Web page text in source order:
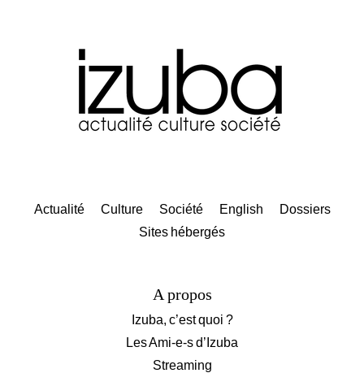
Actualité Culture Société English
Dossiers
Sites hébergés
A propos
Izuba, c’est quoi ?
Les Ami-e-s d’Izuba
Streaming